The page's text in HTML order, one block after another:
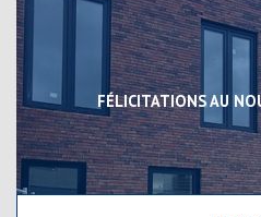
FÉLICITATIONS AU